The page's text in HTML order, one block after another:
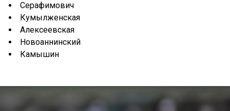
Серафимович
Кумылженская
Алексеевская
Новоаннинский
Камышин